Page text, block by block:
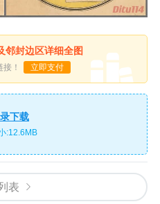
邻封边区详细全图
！ 立即支付
下载
:12.6MB
表